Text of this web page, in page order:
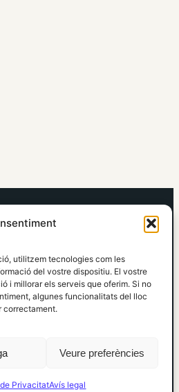
utilitzem tecnologies com les
del vostre dispositiu. El vostre
i millorar els serveis que oferim. Si no
algunes funcionalitats del lloc
correctament.
Veure preferències
PrivacitatAvís legal